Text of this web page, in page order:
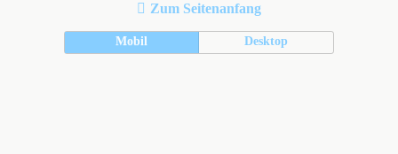
Zum Seitenanfang
Mobil Desktop